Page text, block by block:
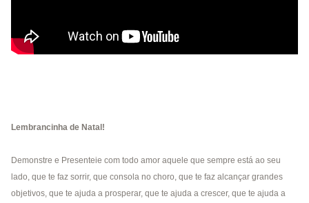
Lembrancinha de Natal!
Demonstre e Presenteie com todo amor aquele que sempre está ao seu
lado, que te faz sorrir, que consola no choro, que te faz alcançar grandes
objetivos, que te ajuda a prosperar, que te ajuda a crescer, que te ajuda a